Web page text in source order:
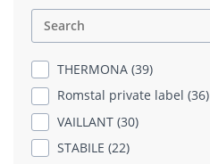
THERMONA (39)
Romstal private label (36)
VAILLANT (30)
STABILE (22)